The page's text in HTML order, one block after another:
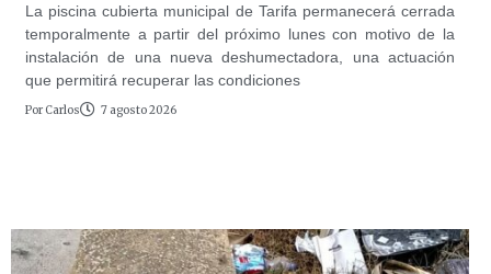
La piscina cubierta municipal de Tarifa permanecerá cerrada
temporalmente a partir del próximo lunes con motivo de la
instalación de una nueva deshumectadora, una actuación
que permitirá recuperar las condiciones
Por Carlos 7 agosto 2026